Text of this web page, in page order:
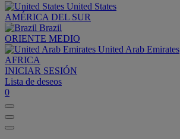
United States
AMÉRICA DEL SUR
Brazil
ORIENTE MEDIO
United Arab Emirates
AFRICA
INICIAR SESIÓN
Lista de deseos
0